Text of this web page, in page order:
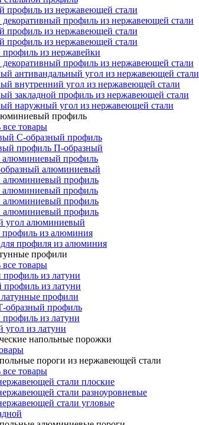
профиль из нержавеющей стали
профиль из нержавеющей стали
профиль из нержавеющей стали
профиль из нержавеющей стали
профиль из нержавейки
декоративный профиль из нержавеющей стали
антивандальный угол из нержавеющей стали
внутренний угол из нержавеющей стали
закладной профиль из нержавеющей стали
наружный угол из нержавеющей стали
профиль
товары
С-образный профиль
профиль П-образный
алюминиевый профиль
алюминиевый
алюминиевый профиль
алюминиевый профиль
алюминиевый профиль
алюминиевый профиль
угол алюминиевый
из алюминия
профиля из алюминия
профили
товары
профиль из латуни
из латуни
профили
образный профиль
из латуни
угол из латуни
напольные порожки
пороги из нержавеющей стали
товары
стали плоские
стали разноуровневые
стали угловые